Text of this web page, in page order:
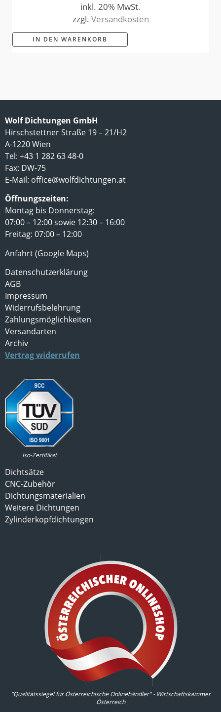
inkl. 20% MwSt.
zzgl. Versandkosten
IN DEN WARENKORB
Wolf Dichtungen GmbH
Hirschstettner Straße 19 – 21/H2
A-1220 Wien
Tel: +43 1 282 63 48-0
Fax: DW-75
E-Mail: office@wolfdichtungen.at
Öffnungszeiten:
Montag bis Donnerstag:
07:00 – 12:00 sowie 12:30 – 16:00
Freitag: 07:00 – 12:00
Anfahrt (Google Maps)
Datenschutzerklärung
AGB
Impressum
Widerrufsbelehrung
Zahlungsmöglichkeiten
Versandarten
Archiv
Vertrag widerrufen
Iso-Zertifikat
Dichtsätze
CNC-Zubehör
Dichtungsmaterialien
Weitere Dichtungen
Zylinderkopfdichtungen
"Qualitätssiegel für Österreichische Onlinehändler" - Wirtschaftskammer
Österreich